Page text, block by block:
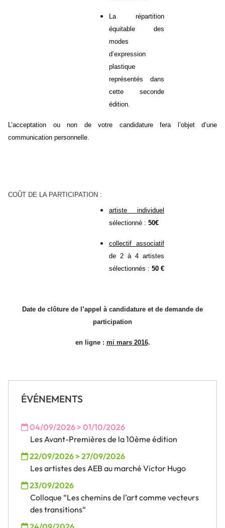
La répartition
équitable des
modes
d’expression
plastique
représentés dans
cette seconde
édition.
L’acceptation ou non de votre candidature fera l’objet d’une
communication personnelle.
COÛT DE LA PARTICIPATION :
artiste individuel
sélectionné : 50€
collectif associatif
de 2 à 4 artistes
sélectionnés : 50 €
Date de clôture de l’appel à candidature et de demande de
participation
en ligne : mi mars 2016.
ÉVÉNEMENTS
04/09/2026 > 01/10/2026
Les Avant-Premières de la 10ème édition
22/09/2026 > 27/09/2026
Les artistes des AEB au marché Victor Hugo
23/09/2026
Colloque “Les chemins de l’art comme vecteurs
des transitions“